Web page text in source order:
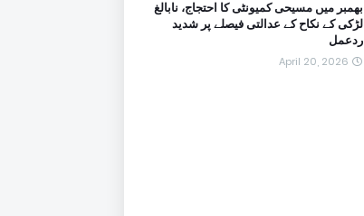
بھمبر میں مسیحی کمیونٹی کا احتجاج، نابالغ
لڑکی کے نکاح کے عدالتی فیصلے پر شدید
ردعمل
April 20, 2026